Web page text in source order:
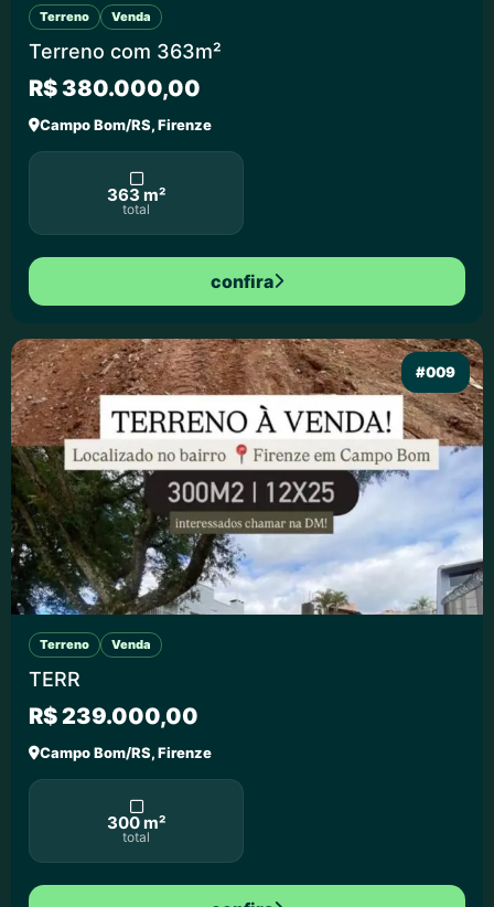
Terreno Venda
Terreno com 363m²
R$ 380.000,00
Campo Bom/RS, Firenze
363 m²
total
confira
#009
Terreno Venda
TERR
R$ 239.000,00
Campo Bom/RS, Firenze
300 m²
total